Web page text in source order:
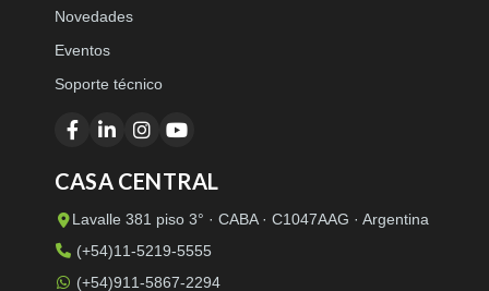
Novedades
Eventos
Soporte técnico
CASA CENTRAL
Lavalle 381 piso 3° · CABA · C1047AAG · Argentina
(+54)11-5219-5555
(+54)911-5867-2294